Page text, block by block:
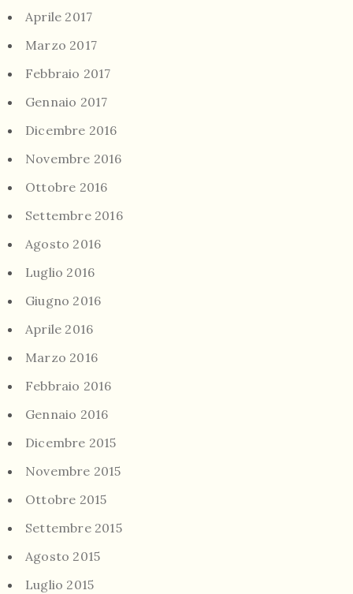
Aprile 2017
Marzo 2017
Febbraio 2017
Gennaio 2017
Dicembre 2016
Novembre 2016
Ottobre 2016
Settembre 2016
Agosto 2016
Luglio 2016
Giugno 2016
Aprile 2016
Marzo 2016
Febbraio 2016
Gennaio 2016
Dicembre 2015
Novembre 2015
Ottobre 2015
Settembre 2015
Agosto 2015
Luglio 2015